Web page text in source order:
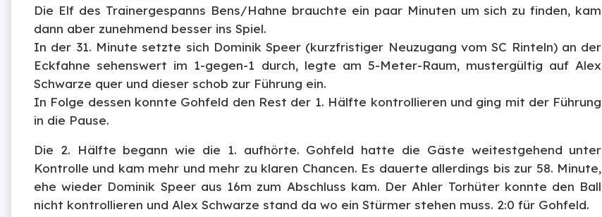
Die Elf des Trainergespanns Bens/Hahne brauchte ein paar Minuten um sich zu finden, kam
dann aber zunehmend besser ins Spiel.
In der 31. Minute setzte sich Dominik Speer (kurzfristiger Neuzugang vom SC Rinteln) an der
Eckfahne sehenswert im 1-gegen-1 durch, legte am 5-Meter-Raum, mustergültig auf Alex
Schwarze quer und dieser schob zur Führung ein.
In Folge dessen konnte Gohfeld den Rest der 1. Hälfte kontrollieren und ging mit der Führung
in die Pause.
Die 2. Hälfte begann wie die 1. aufhörte. Gohfeld hatte die Gäste weitestgehend unter
Kontrolle und kam mehr und mehr zu klaren Chancen. Es dauerte allerdings bis zur 58. Minute,
ehe wieder Dominik Speer aus 16m zum Abschluss kam. Der Ahler Torhüter konnte den Ball
nicht kontrollieren und Alex Schwarze stand da wo ein Stürmer stehen muss. 2:0 für Gohfeld.